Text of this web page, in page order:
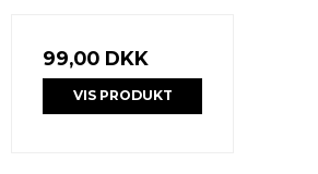
99,00 DKK
VIS PRODUKT